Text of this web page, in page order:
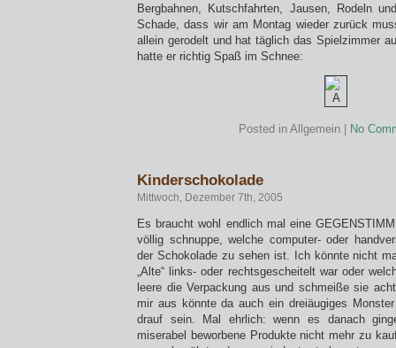
Bergbahnen, Kutschfahrten, Jausen, Rodeln
Schade, dass wir am Montag wieder zurück
allein gerodelt und hat täglich das Spielzimmer
hatte er richtig Spaß im Schnee:
Posted in Allgemein | No
Kinderschokolade
Mittwoch, Dezember 7th, 2005
Es braucht wohl endlich mal eine
völlig schnuppe, welche computer- oder
der Schokolade zu sehen ist. Ich könnte nicht
„Alte“ links- oder rechtsgescheitelt war oder
leere die Verpackung aus und schmeiße sie
mir aus könnte da auch ein dreiäugiges
drauf sein. Mal ehrlich: wenn es danach
miserabel beworbene Produkte nicht mehr zu